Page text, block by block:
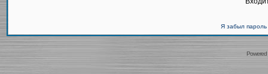
Я забыл пароль